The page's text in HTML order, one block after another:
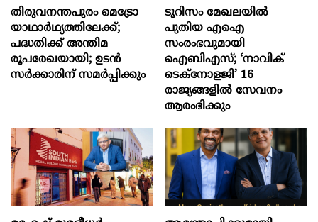
തിരുവനന്തപുരം മെട്രോ
യാഥാർഥ്യത്തിലേക്ക്;
പദ്ധതിക്ക് അന്തിമ
രൂപരേഖയായി; ഉടൻ
സർക്കാരിന് സമർപ്പിക്കും
ടൂറിസം മേഖലയിൽ
പുതിയ എഐ
സംരംഭവുമായി
ഐബിഎസ്; ‘നാവിക്
ടെക്‌നോളജി’ 16
രാജ്യങ്ങളിൽ സേവനം
ആരംഭിക്കും